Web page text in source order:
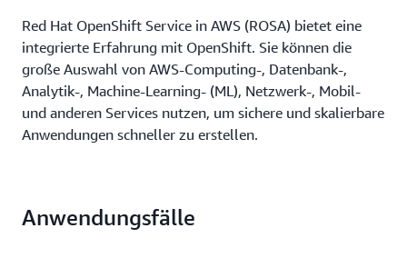
Red Hat OpenShift Service in AWS (ROSA) bietet eine
integrierte Erfahrung mit OpenShift. Sie können die
große Auswahl von AWS-Computing-, Datenbank-,
Analytik-, Machine-Learning- (ML), Netzwerk-, Mobil-
und anderen Services nutzen, um sichere und skalierbare
Anwendungen schneller zu erstellen.
Anwendungsfälle